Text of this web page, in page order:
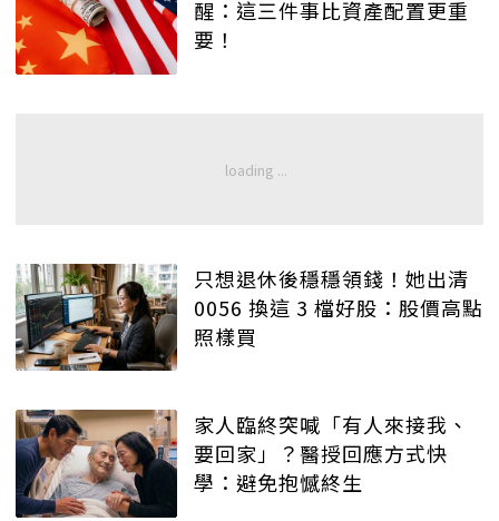
醒：這三件事比資產配置更重
要！
只想退休後穩穩領錢！她出清
0056 換這 3 檔好股：股價高點
照樣買
家人臨終突喊「有人來接我、
要回家」？醫授回應方式快
學：避免抱憾終生